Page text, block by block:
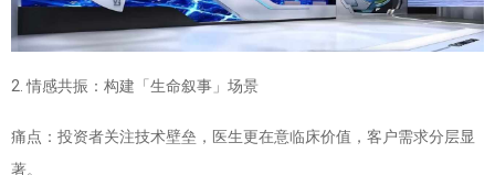
2. 情感共振：构建「生命叙事」场景
痛点：投资者关注技术壁垒，医生更在意临床价值，客户需求分层显
著。